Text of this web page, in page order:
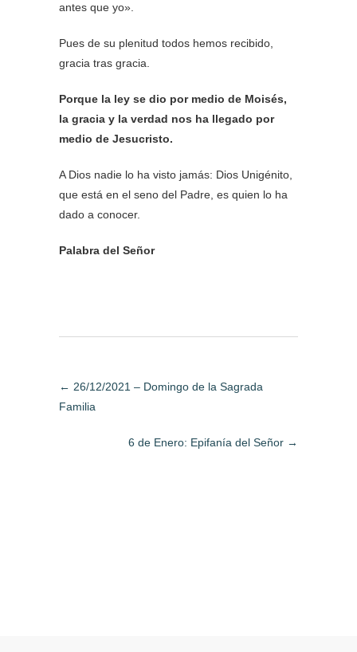
antes que yo».
Pues de su plenitud todos hemos recibido,
gracia tras gracia.
Porque la ley se dio por medio de Moisés,
la gracia y la verdad nos ha llegado por
medio de Jesucristo.
A Dios nadie lo ha visto jamás: Dios Unigénito,
que está en el seno del Padre, es quien lo ha
dado a conocer.
Palabra del Señor
← 26/12/2021 – Domingo de la Sagrada
Familia
6 de Enero: Epifanía del Señor →